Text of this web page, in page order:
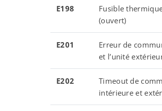
E198
Fusible
(ouvert)
E201
Erreur de
et l’unité
E202
Timeout de
intérieure et